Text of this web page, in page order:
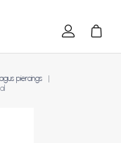
piercings